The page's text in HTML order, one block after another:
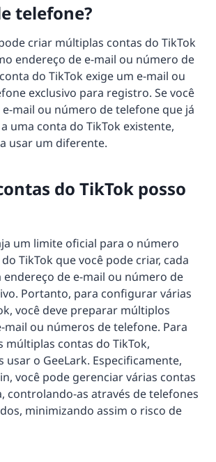
telefone?
criar múltiplas contas do TikTok
endereço de e-mail ou número de
do TikTok exige um e-mail ou
exclusivo para registro. Se você
mail ou número de telefone que já
uma conta do TikTok existente,
usar um diferente.
do TikTok posso
um limite oficial para o número
TikTok que você pode criar, cada
endereço de e-mail ou número de
Portanto, para configurar várias
você deve preparar múltiplos
mail ou números de telefone. Para
múltiplas contas do TikTok,
usar o GeeLark. Especificamente,
você pode gerenciar várias contas
controlando-as através de telefones
minimizando assim o risco de